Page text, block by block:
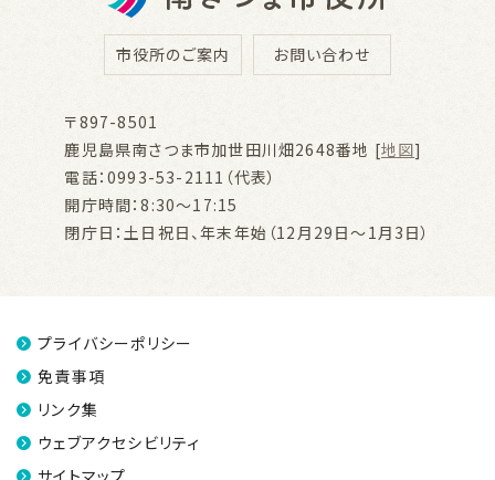
市役所のご案内 お問い合わせ
〒897-8501
鹿児島県南さつま市加世田川畑2648番地 [地図]
電話：0993-53-2111（代表）
開庁時間：8:30～17:15
閉庁日：土日祝日、年末年始（12月29日～1月3日）
プライバシーポリシー
免責事項
リンク集
ウェブアクセシビリティ
サイトマップ